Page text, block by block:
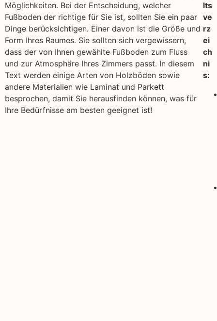
Möglichkeiten. Bei der Entscheidung, welcher
Fußboden der richtige für Sie ist, sollten Sie ein paar
Dinge berücksichtigen. Einer davon ist die Größe und
Form Ihres Raumes. Sie sollten sich vergewissern,
dass der von Ihnen gewählte Fußboden zum Fluss
und zur Atmosphäre Ihres Zimmers passt. In diesem
Text werden einige Arten von Holzböden sowie
andere Materialien wie Laminat und Parkett
besprochen, damit Sie herausfinden können, was für
Ihre Bedürfnisse am besten geeignet ist!
lts
ve
rz
ei
ch
ni
s: